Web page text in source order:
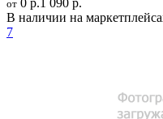
от 0 р.1 090 р.
В наличии на
7